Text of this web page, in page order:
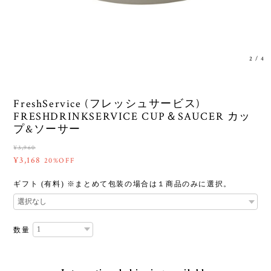
3 /4
FreshService (フレッシュサービス)
FRESHDRINKSERVICE CUP＆SAUCER カッ
プ&ソーサー
¥3,960
¥3,168 20%OFF
ギフト (有料) ※まとめて包装の場合は１商品のみに選択。
数量